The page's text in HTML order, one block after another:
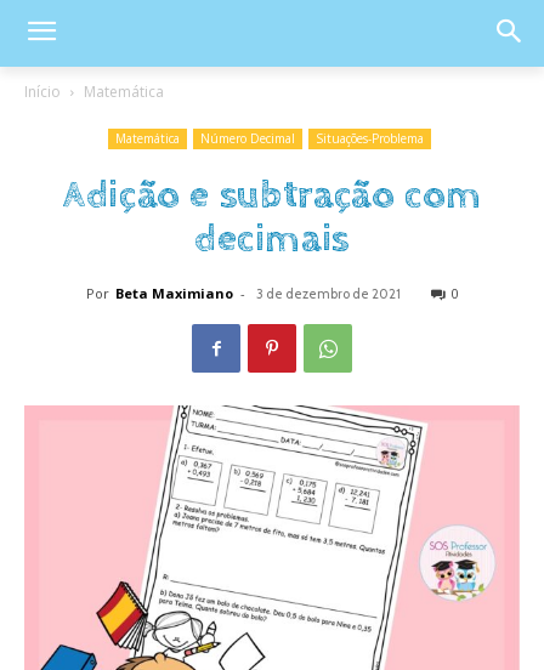
Início Matemática
Matemática Número Decimal Situações-Problema
Adição e subtração com
decimais
Por Beta Maximiano - 3 de dezembro de 2021 0